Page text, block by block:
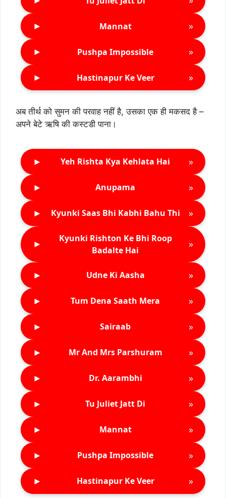
► Mannat »
► Pushpa Impossible »
► Hastinapur Ke Veer »
अब तीर्थ को सुमन की परवाह नहीं है, उसका एक ही मकसद है –
अपने बेटे ऋषि की कस्टडी पाना।
► Yeh Rishta Kya Kehlata Hai »
► Anupama »
► Kyunki Saas Bhi Kabhi Bahu Thi »
►
Kyunki Rishton Ke Bhi Roop
Badalte Hai
»
► Udne Ki Aasha »
► Tum Dena Saath Mera »
► Sairaab »
► Mr And Mrs Parshuram »
► Dr. Aarambhi »
► Tu Juliet Jatt Di »
► Mannat »
► Pushpa Impossible »
► Hastinapur Ke Veer »